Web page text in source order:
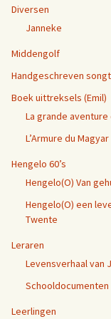
17 september
vrijdag 19
21 augustus,
3 juni 2016
Diversen
Janneke
Middengolf
Handgeschreven
Boek uittreksels (Emil)
La grande aventure
L’Armure du Magyar
Hengelo 60’s
Hengelo(O) Van
Hengelo(O) een
Twente
Leraren
Levensverhaal van
Schooldocumenten
Leerlingen